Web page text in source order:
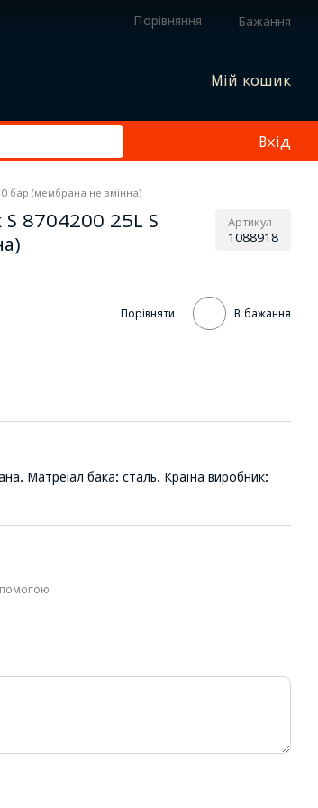
Порівняння Бажання
Мій кошик
Вхід
бар (мембрана не змінна)
S 8704200 25L S
Артикул
1088918
Порівняти В бажання
Матреіал бака: сталь. Країна виробник: